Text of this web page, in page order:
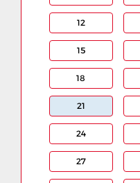
12
15
18
21
24
27